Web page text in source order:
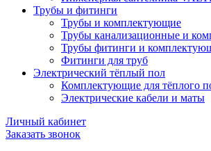
Трубы и фитинги
Трубы и комплектующие
Трубы канализационные и
Трубы фитинги и
Фитинги для труб
Электрический тёплый пол
Комплектующие для тёплого
Электрические кабели и маты
Личный кабинет
Заказать звонок